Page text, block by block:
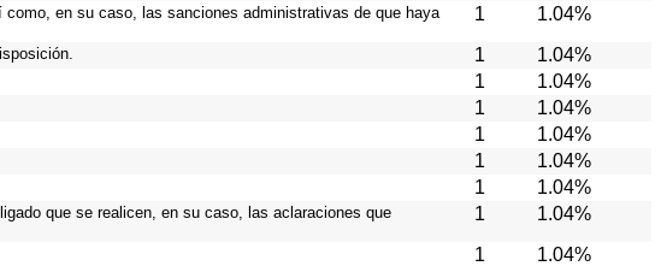
en su caso, las sanciones administrativas de que haya
1 1.04%
1 1.04%
1 1.04%
1 1.04%
1 1.04%
1 1.04%
1 1.04%
que se realicen, en su caso, las aclaraciones que
1 1.04%
1 1.04%